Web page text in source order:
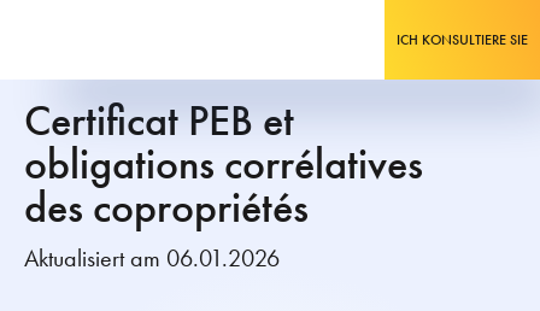
ICH KONSULTIERE SIE
Certificat PEB et
obligations corrélatives
des copropriétés
Aktualisiert am 06.01.2026